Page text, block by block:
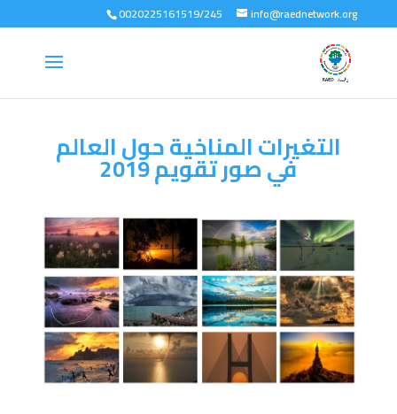
0020225161519/245 info@raednetwork.org
التغيرات المناخية حول العالم
في صور تقويم 2019